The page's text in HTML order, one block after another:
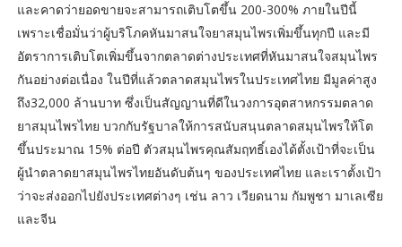
และคาดว่ายอดขายจะสามารถเติบโตขึ้น 200-300% ภายในปีนี้
เพราะเชื่อมั่นว่าผู้บริโภคหันมาสนใจยาสมุนไพรเพิ่มขึ้นทุกปี และมี
อัตราการเติบโตเพิ่มขึ้นจากตลาดต่างประเทศที่หันมาสนใจสมุนไพร
กันอย่างต่อเนื่อง ในปีที่แล้วตลาดสมุนไพรในประเทศไทย มีมูลค่าสูง
ถึง32,000 ล้านบาท ซึ่งเป็นสัญญานที่ดีในวงการอุตสาหกรรมตลาด
ยาสมุนไพรไทย บวกกับรัฐบาลให้การสนับสนุนตลาดสมุนไพรให้โต
ขึ้นประมาณ 15% ต่อปี ตัวสมุนไพรคุณสัมฤทธิ์เองได้ตั้งเป้าที่จะเป็น
ผู้นำตลาดยาสมุนไพรไทยอันดับต้นๆ ของประเทศไทย และเราตั้งเป้า
ว่าจะส่งออกไปยังประเทศต่างๆ เช่น ลาว เวียดนาม กัมพูชา มาเลเซีย
และจีน